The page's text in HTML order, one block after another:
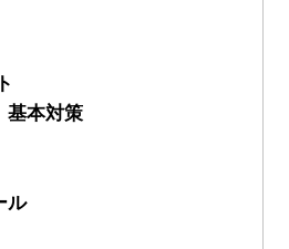
本対策
ル